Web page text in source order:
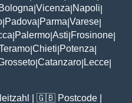
Bologna Vicenza Napoli
Padova Parma Varese
Palermo Asti Frosinone
Chieti Potenza
Catanzaro Lecce
| 🇬🇧 Postcode